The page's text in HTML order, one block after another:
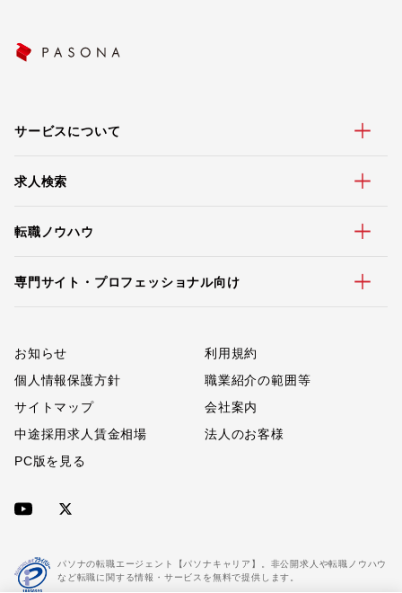
サービスについて
求人検索
転職ノウハウ
専門サイト・プロフェッショナル向け
お知らせ
利用規約
個人情報保護方針
職業紹介の範囲等
サイトマップ
会社案内
中途採用求人賃金相場
法人のお客様
PC版を見る
パソナの転職エージェント【パソナキャリア】。非公開求人や転職ノウハウ
など転職に関する情報・サービスを無料で提供します。